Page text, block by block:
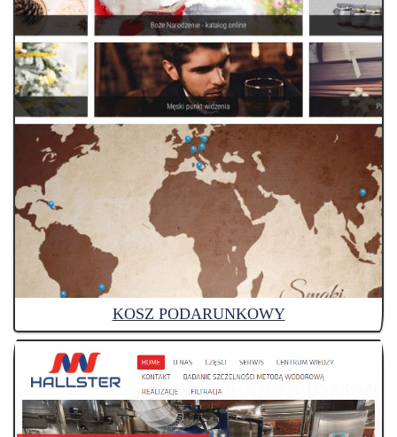
KOSZ PODARUNKOWY